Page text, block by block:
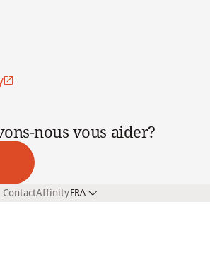
nous vous aider?
ContactAffinityFRA